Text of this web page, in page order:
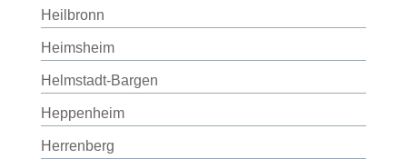
Heilbronn
Heimsheim
Helmstadt-Bargen
Heppenheim
Herrenberg